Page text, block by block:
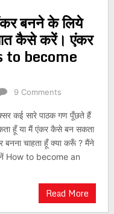
बनने के लिये
कैसे करें। एंकर
to become
9 Comments
कई सारे पाठक गण पूँछते हैं
हूँ या मैं एंकर कैसे बन सकता
बनना चाहता हूँ क्या करूँ ? मैंने
How to become an
Read More